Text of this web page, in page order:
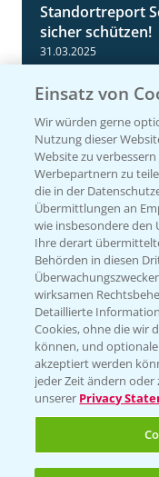
Standortreport
sicher schützen!
31.03.2025
Standortreport
im Vergleich
31.03.2025
Einsatz von
Wir würden gerne
Nutzung dieser
Website zu
Werbepartnern zu
die in der
Übermittlungen an
wie insbesondere den
Ihre derart
Behörden in diesen
wirksamen
Detaillierte
Cookies, ohne die wir
können, und
akzeptiert werden
jeder Zeit ändern
unserer Privacy